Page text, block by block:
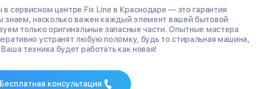
сервисном центре Fix Line в Краснодаре — это гарантия
знаем, насколько важен каждый элемент вашей бытовой
только оригинальные запасные части. Опытные мастера
устранят любую поломку, будь то стиральная машина,
техника будет работать как новая!
Бесплатная консультация